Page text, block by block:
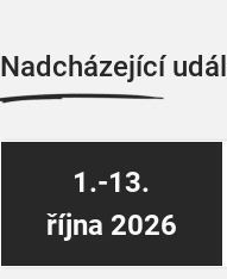
Nadcházející
1.-13.
října 2026